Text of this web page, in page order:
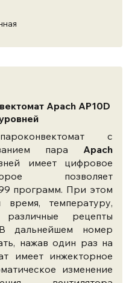
Apach AP10D
с
пара Apach
имеет цифровое
позволяет
программ. При этом
температуру,
рецепты
дальнейшем номер
нажав один раз на
имеет инжекторное
изменение